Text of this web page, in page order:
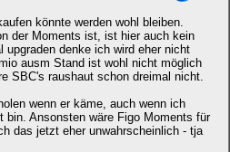
könnte werden wohl bleiben.
der Moments ist, ist hier auch kein
upgraden denke ich wird eher nicht
ausm Stand ist wohl nicht möglich
SBC's raushaut schon dreimal nicht.
wenn er käme, auch wenn ich
bin. Ansonsten wäre Figo Moments für
das jetzt eher unwahrscheinlich - tja